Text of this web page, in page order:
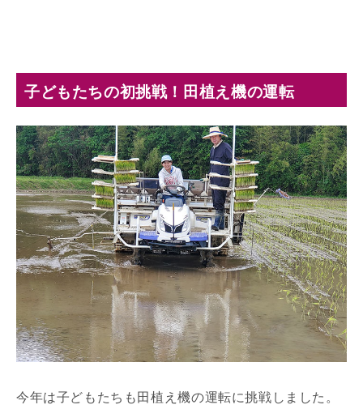
子どもたちの初挑戦！田植え機の運転
今年は子どもたちも田植え機の運転に挑戦しました。